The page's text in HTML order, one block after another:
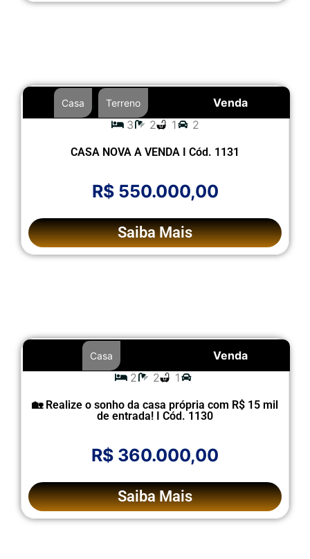
Venda
Casa Terreno
3 2 1 2
CASA NOVA A VENDA I Cód. 1131
R$ 550.000,00
Saiba Mais
Venda
Casa
2 2 1
🏡 Realize o sonho da casa própria com R$ 15 mil
de entrada! I Cód. 1130
R$ 360.000,00
Saiba Mais